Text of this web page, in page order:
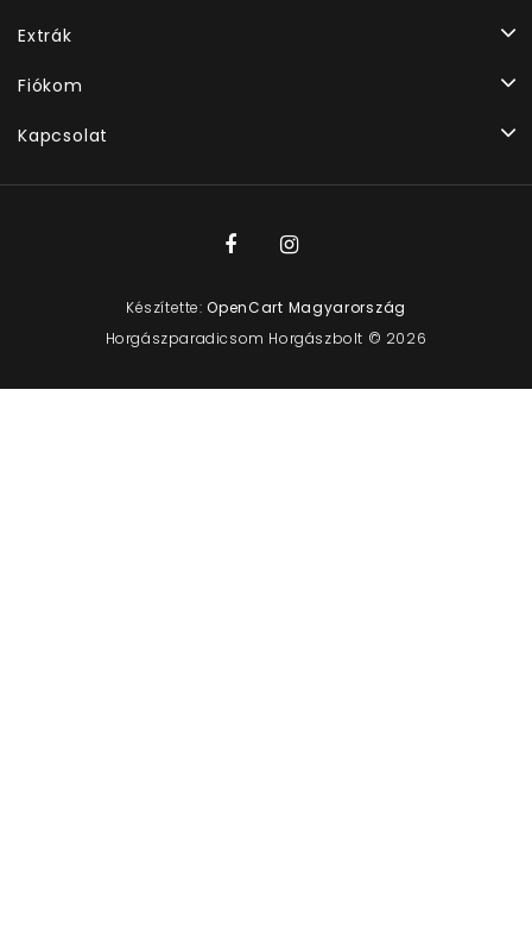
Extrák
Fiókom
Kapcsolat
Készítette:OpenCart Magyarország
Horgászparadicsom Horgászbolt © 2026